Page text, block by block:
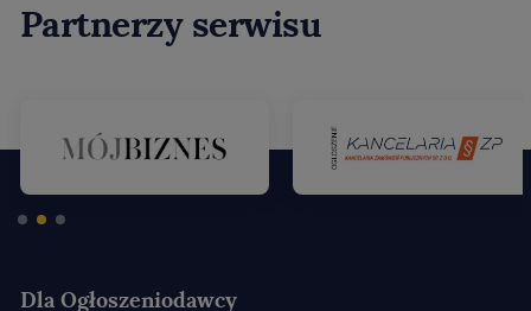
Partnerzy serwisu
Dla Ogłoszeniodawcy